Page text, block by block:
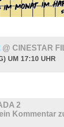
@ CINESTAR
UM 17:10 UHR
2